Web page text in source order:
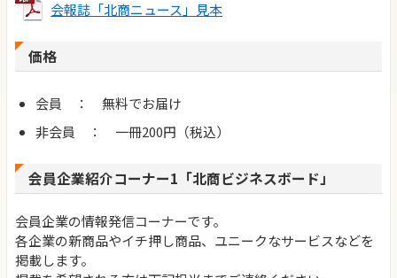
会報誌「北商ニュース」見本
価格
会員 ： 無料でお届け
非会員 ： 一冊200円（税込）
会員企業紹介コーナー1「北商ビジネスボード」
会員企業の情報発信コーナーです。
各企業の新商品やイチ押し商品、ユニークなサービスなどを
掲載します。